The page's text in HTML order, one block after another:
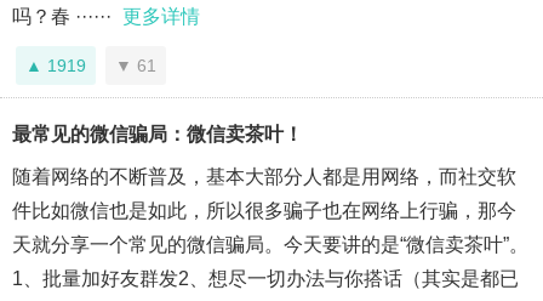
吗？春 ······ 更多详情
1919 61
最常见的微信骗局：微信卖茶叶！
随着网络的不断普及，基本大部分人都是用网络，而社交软
件比如微信也是如此，所以很多骗子也在网络上行骗，那今
天就分享一个常见的微信骗局。今天要讲的是“微信卖茶叶”。
1、批量加好友群发2、想尽一切办法与你搭话（其实是都已